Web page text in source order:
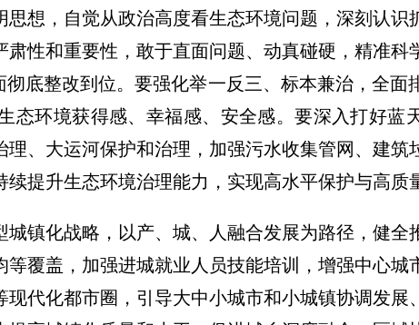
想，自觉从政治高度看生态环境问题，深刻认识
性和重要性，敢于直面问题、动真碰硬，精准科
彻底整改到位。要强化举一反三、标本兼治，全面
态环境获得感、幸福感、安全感。要深入打好蓝
、大运河保护和治理，加强污水收集管网、建筑
提升生态环境治理能力，实现高水平保护与高质
镇化战略，以产、城、人融合发展为路径，健全
覆盖，加强进城就业人员技能培训，增强中心城
代化都市圈，引导大中小城市和小城镇协调发展